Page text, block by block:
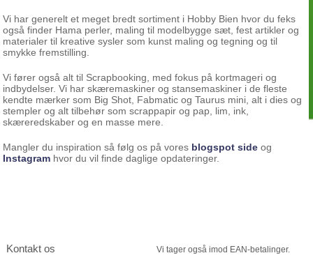
Vi har generelt et meget bredt sortiment i Hobby Bien hvor du feks
også finder Hama perler, maling til modelbygge sæt, fest artikler og
materialer til kreative sysler som kunst maling og tegning og til
smykke fremstilling.
Vi fører også alt til Scrapbooking, med fokus på kortmageri og
indbydelser. Vi har skæremaskiner og stansemaskiner i de fleste
kendte mærker som Big Shot, Fabmatic og Taurus mini, alt i dies og
stempler og alt tilbehør som scrappapir og pap, lim, ink,
skæreredskaber og en masse mere.
Mangler du inspiration så følg os på vores blogspot side og
Instagram hvor du vil finde daglige opdateringer.
Kontakt os Vi tager også imod EAN-betalinger.